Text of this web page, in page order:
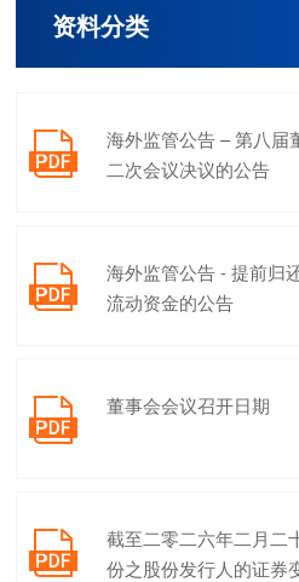
资料分类

海外监管公告 – 第八届
二次会议决议的公告

海外监管公告 - 提前归
流动资金的公告
 董事会会议召开日期

截至二零二六年二月二
份之股份发行人的证券